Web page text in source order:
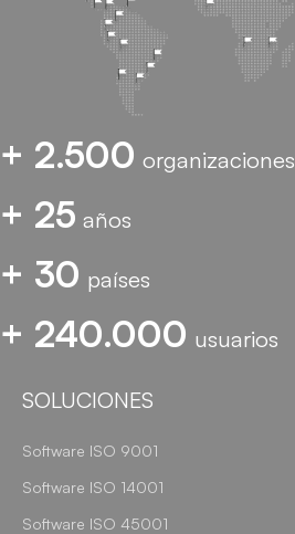
+ 2.500 organizaciones
+ 25 años
+ 30 países
+ 240.000 usuarios
SOLUCIONES
Software ISO 9001
Software ISO 14001
Software ISO 45001